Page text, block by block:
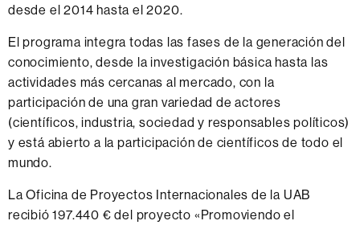
desde el 2014 hasta el 2020.
El programa integra todas las fases de la generación del
conocimiento, desde la investigación básica hasta las
actividades más cercanas al mercado, con la
participación de una gran variedad de actores
(científicos, industria, sociedad y responsables políticos)
y está abierto a la participación de científicos de todo el
mundo.
La Oficina de Proyectos Internacionales de la UAB
recibió 197.440 € del proyecto «Promoviendo el